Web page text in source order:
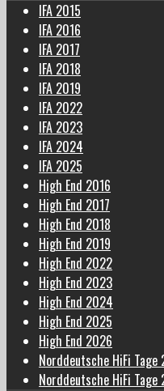
IFA 2015
IFA 2016
IFA 2017
IFA 2018
IFA 2019
IFA 2022
IFA 2023
IFA 2024
IFA 2025
High End 2016
High End 2017
High End 2018
High End 2019
High End 2022
High End 2023
High End 2024
High End 2025
High End 2026
Norddeutsche HiFi Tage
Norddeutsche HiFi Tage